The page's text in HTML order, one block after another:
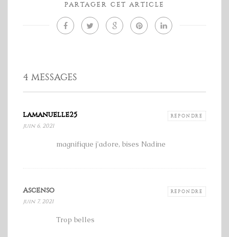
PARTAGER CET ARTICLE
4 MESSAGES
lamanuelle25 RÉPONDRE
juin 6, 2021
magnifique j'adore, bises Nadine
Ascenso RÉPONDRE
juin 7, 2021
Trop belles